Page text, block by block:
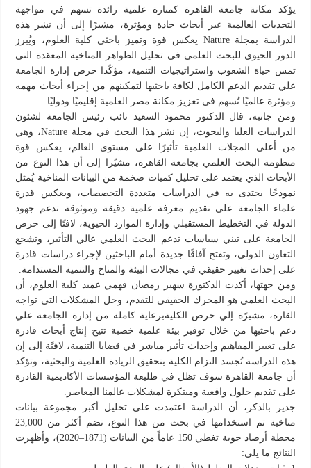
يؤكد مكانة جامعة القاهرة كمنارة علمية رائدة تسهم في مواجهة
التحديات العالمية عبر أبحاث جادة ومؤثرة، مشيرًا إلى أن نشر هذه
الدراسة بمجلة Nature يعكس قوة وتميز باحثي كلية العلوم، ويُبرز
الدور الحيوي للبحث العلمي في تحليل الظواهر المناخية المعقدة التي
تمس حياة الشعوب واستراتيجيات التنمية، مؤكًدا حرص إدارة الجامعة
علي تقديم الدعم الكامل لكافة باحثيها لتمكينهم من إجراء أبحاث مهمه
ومؤثرة عالميًا تُسهم في تعزيز مكانة مصر العلمية إقليميًا ودوليًا.
ومن جانبه، قال الدكتور محمود السعيد نائب رئيس الجامعة لشئون
الدراسات العليا والبحوث، إن نشر هذا البحث في مجلة Nature، وهي
من أعلى المجلات العلمية تأثيرًا على مستوى العالم، يعكس قوة
منظومة البحث العلمي بجامعة القاهرة، مشيًرا إلى أن هذا النوع من
الأبحاث الذي يعتمد على تحليل كميات ضخمة من البيانات المناخية يُمثل
نموذجًا يحتذى به في الدراسات متعددة التخصصات، ويعكس قدرة
علماء الجامعة على تقديم معرفة علمية دقيقة وموثوقة تدعم جهود
الدولة في التخطيط المستقبلي وإدارة الموارد الحيوية، لافتًا إلى حرص
الجامعة على تبني سياسات تدعم البحث العلمي عالي التأثير، وتشجع
التعاون الدولي، وتفتح آفاقًا جديدة أمام الباحثين لإجراء دراسات قادرة
على إحداث تغيير حقيقي في مجالات البيئة والمناخ والتنمية المستدامة.
ومن جهتها، أكدت الدكتورة سهير رمضان فهمي عميد كلية العلوم، أن
البحث العلمي هو المحرك الحقيقي للتقدم، وحل المشكلات التي تواجه
القارة، مشيرًة إلي حرص الكليةبرعاية كاملة من إدارة الجامعة علي
دعم باحثيها من خلال توفير بيئة علمية خصبة تتيح إنتاج أبحاث قادرة
على تغيير المفاهيم وإحداث تأثير مباشر في قضايا التنمية، لافتًة إلى إن
هذه الدراسة تُجسد التزام الكلية بتحقيق الريادة العلمية والبحثية، وتؤكد
أن جامعة القاهرة سوف تظل في طليعة المؤسسات الأكاديمية القادرة
على تقديم حلول واقعية ومبتكرة لمشكلات عالمنا المعاصر.
جدير بالذكر، أن الدراسة اعتمدت على تحليل أكبر مجموعة بيانات
مناخية تم استخدامها في بحث من هذا النوع، تضم أكثر من 23,000
محطة أرصاد جوية تغطي 150 عاماً من البيانات (1871–2020)، وأظهرت
النتائج ما يلي: